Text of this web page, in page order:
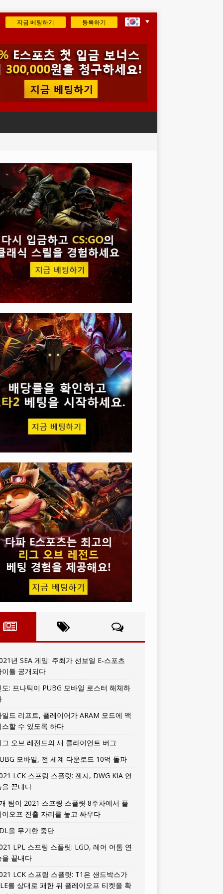
지금 베팅하기 등록하기
년 SEA 게임: 주최가 선보일 E-스포츠
이틀 공개되다
도: 프나틱이 PUBG 모바일 로스터 해체하
일드 리프트, 플레이어가 ARAM 모드에 액
스할 수 있도록 하다
그 오브 레전드의 새 클라이언트 버그
모바일, 전 세계 다운로드 10억 돌파
LCK 스프링 스플릿: 젠지, DWG KIA 연
을 끝내다
팀이 2021 스프링 스플릿 8주차에서 플
이오프 진출 자리를 놓고 싸우다
을 무기한 중단
LPL 스프링 스플릿: LGD, 레어 어톰 연
을 끝내다
LCK 스프링 스플릿: T1은 샌드박스가
를 상대로 패한 뒤 플레이오프 티켓을 확